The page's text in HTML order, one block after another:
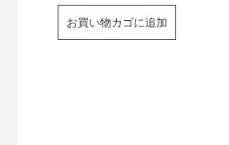
お買い物カゴに追加